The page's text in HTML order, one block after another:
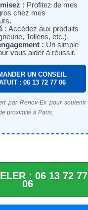
: Profitez de mes
chez mes
: Accédez aux produits
Tollens, etc.).
: Un simple
vous aider à réussir.
UN CONSEIL
: 06 13 72 77 06
par Renov-Ex pour soutenir
proximité à Paris.
: 06 13 72 77
06